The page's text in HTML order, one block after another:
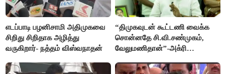
எடப்பாடி பழனிசாமி அதிமுகவை
சிறிது சிறிதாக அழித்து
வருகிறார்- நத்தம் விஸ்வநாதன்
“திமுகவுடன் கூட்டணி வைக்க
சொன்னதே சி.வி.சண்முகம்,
வேலுமணிதான்”-அக்ரி